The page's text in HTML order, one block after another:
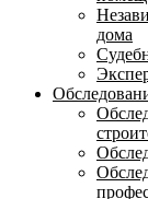
дома